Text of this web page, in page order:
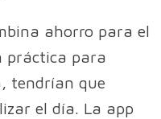
ahorro para el
práctica para
tendrían que
el día. La app